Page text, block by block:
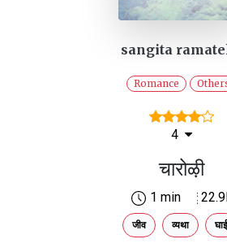
sangita
Romance
4
चारोऴी
1 min
जीव व्यथा